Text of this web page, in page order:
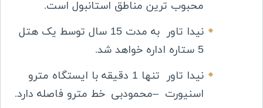
محبوب ترین مناطق استانبول است.
نیدا تاور به مدت 15 سال توسط یک هتل
5 ستاره اداره خواهد شد
.
نیدا تاور تنها 1 دقیقه با ایستگاه مترو
اسنیورت –محمودبی خط مترو فاصله دارد.